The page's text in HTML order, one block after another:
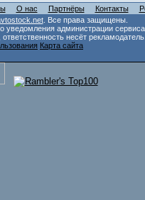
О нас Партнёры Контакты
. Все права защищены.
администрации
несёт рекламодатель.
Карта сайта